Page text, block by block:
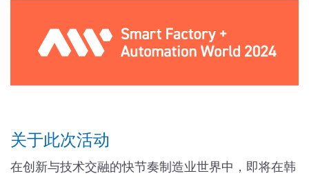
关于此次活动
在创新与技术交融的快节奏制造业世界中，即将在韩